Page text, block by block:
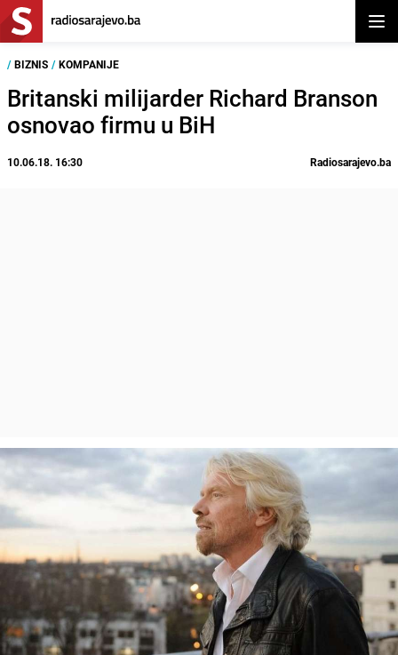
/ BIZNIS / KOMPANIJE
Britanski milijarder Richard Branson
osnovao firmu u BiH
10.06.18. 16:30 Radiosarajevo.ba